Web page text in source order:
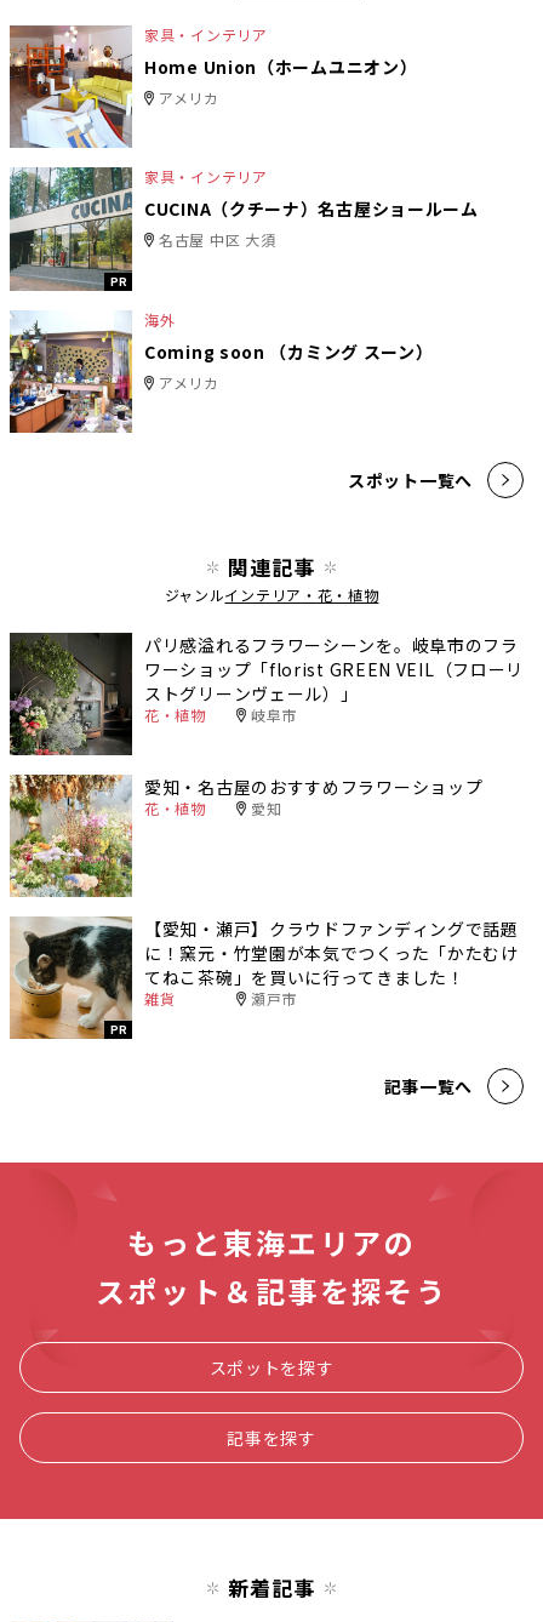
家具・インテリア
Home Union（ホームユニオン）
アメリカ
PR
家具・インテリア
CUCINA（クチーナ）名古屋ショールーム
名古屋 中区 大須
海外
Coming soon （カミング スーン）
アメリカ
スポット一覧へ
関連記事
ジャンルインテリア・花・植物
パリ感溢れるフラワーシーンを。岐阜市のフラ
ワーショップ「florist GREEN VEIL（フローリ
ストグリーンヴェール）」
花・植物 岐阜市
愛知・名古屋のおすすめフラワーショップ
花・植物 愛知
PR
【愛知・瀬戸】クラウドファンディングで話題
に！窯元・竹堂園が本気でつくった「かたむけ
てねこ茶碗」を買いに行ってきました！
雑貨 瀬戸市
記事一覧へ
もっと東海エリアの
スポット＆記事を探そう
スポットを探す
記事を探す
新着記事